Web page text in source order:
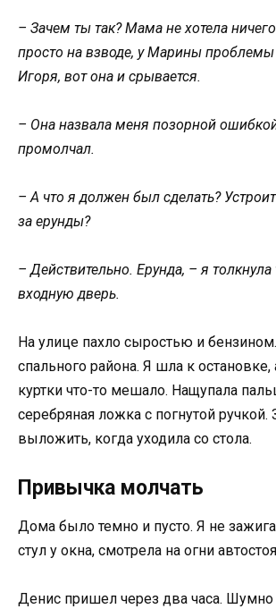
– Зачем ты так? Мама не хотела
просто на взводе, у Марины
Игоря, вот она и срывается.
– Она назвала меня позорной
промолчал.
– А что я должен был сделать?
за ерунды?
– Действительно. Ерунда, – я
входную дверь.
На улице пахло сыростью и
спального района. Я шла к
куртки что-то мешало. Нащупала
серебряная ложка с погнутой ручкой.
выложить, когда уходила со стола.
Привычка молчать
Дома было темно и пусто. Я не
стул у окна, смотрела на огни
Денис пришел через два часа. Шумно